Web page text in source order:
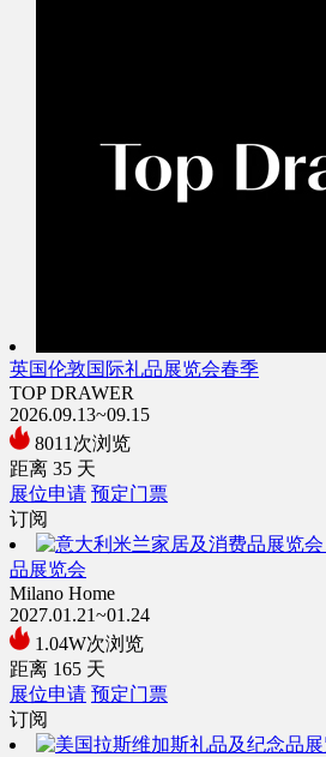
英国伦敦国际礼品展览会春季
TOP DRAWER
2026.09.13~09.15
8011次浏览
距离 35 天
展位申请 预定门票
订阅
品展览会
Milano Home
2027.01.21~01.24
1.04W次浏览
距离 165 天
展位申请 预定门票
订阅